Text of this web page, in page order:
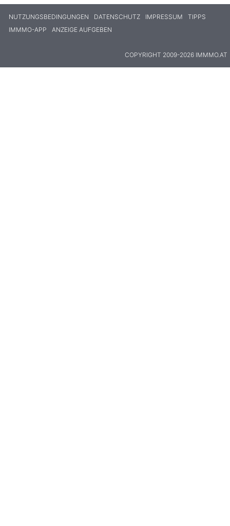
NUTZUNGSBEDINGUNGEN DATENSCHUTZ IMPRESSUM
TIPPS
IMMMO-APP
ANZEIGE AUFGEBEN
COPYRIGHT 2009-2026 IMMMO.AT